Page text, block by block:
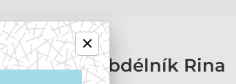
SE Pelech obdélník Rina